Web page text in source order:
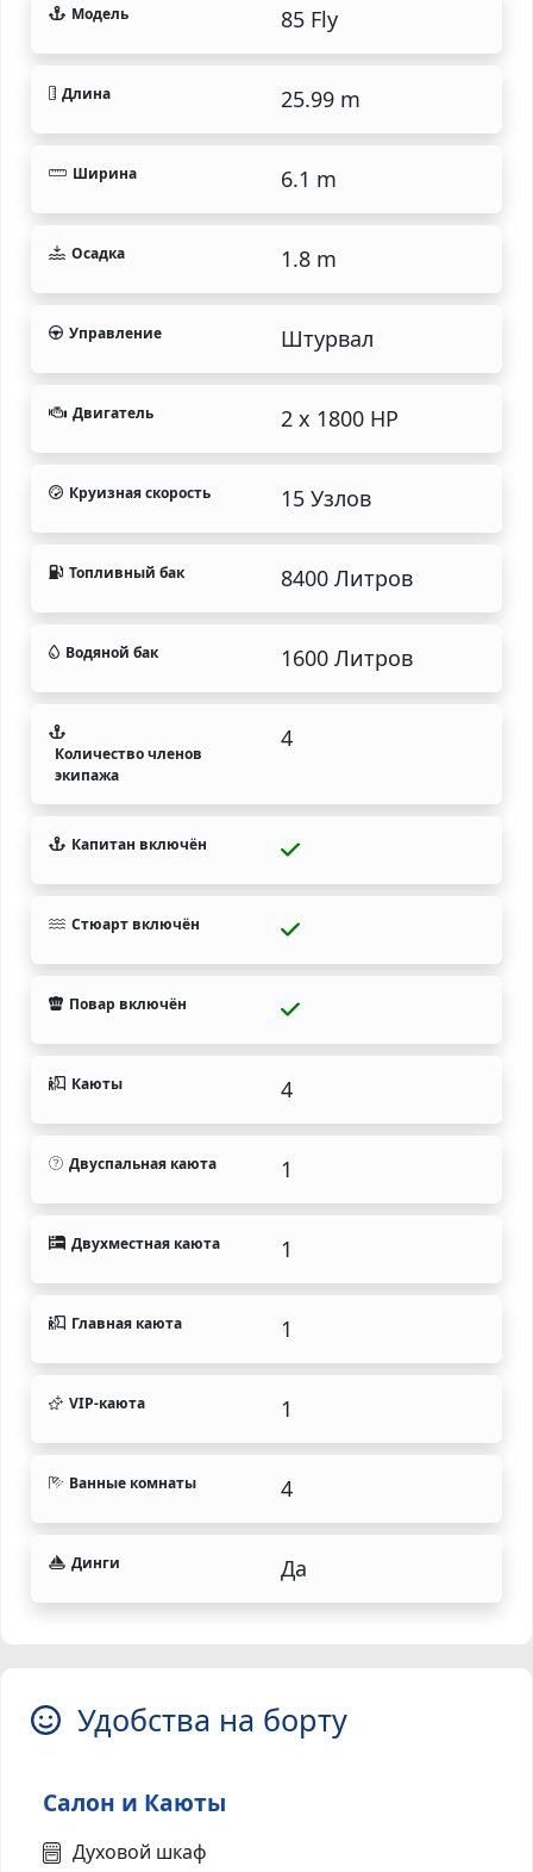
Модель 85 Fly
Длина 25.99 m
Ширина 6.1 m
Осадка 1.8 m
Управление Штурвал
Двигатель 2 x 1800 HP
Круизная скорость 15 Узлов
Топливный бак 8400 Литров
Водяной бак 1600 Литров
Количество членов
экипажа
4
Капитан включён
Стюарт включён
Повар включён
Каюты 4
Двуспальная каюта 1
Двухместная каюта 1
Главная каюта 1
VIP-каюта 1
Ванные комнаты 4
Динги Да
Удобства на борту
Салон и Каюты
Духовой шкаф